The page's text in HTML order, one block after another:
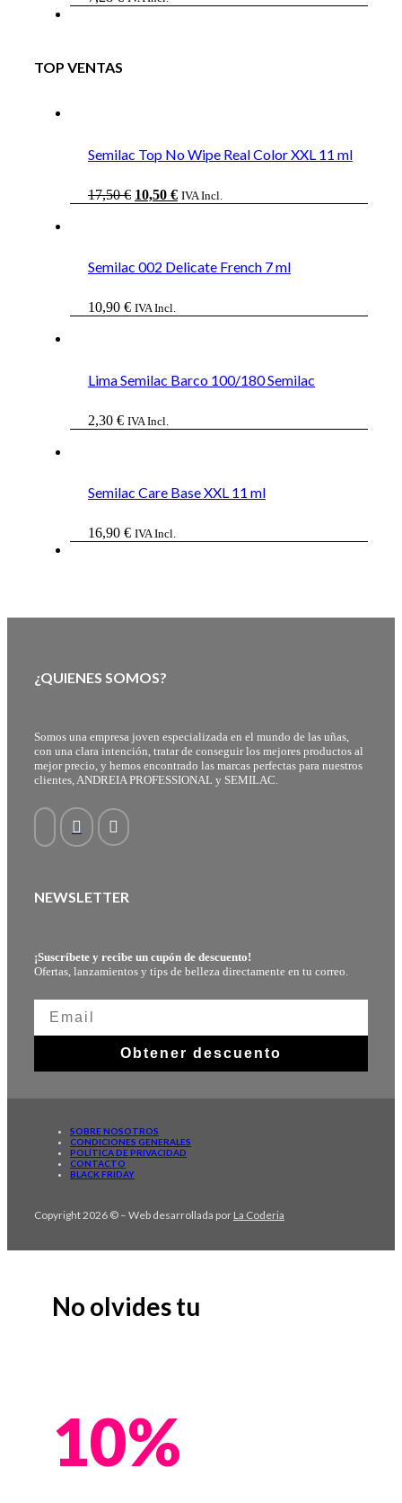
TOP VENTAS
Semilac Top No Wipe Real Color XXL 11 ml
17,50€ El
10,50 €ElIVA Incl.
Semilac 002 Delicate French 7 ml
10,90 € IVA Incl.
Lima Semilac Barco 100/180 Semilac
2,30 € IVA Incl.
Semilac Care Base XXL 11 ml
16,90 € IVA Incl.
¿QUIENES SOMOS?
Somos una empresa joven especializada en el mundo de las uñas,
con una clara intención, tratar de conseguir los mejores productos al
mejor precio, y hemos encontrado las marcas perfectas para nuestros
clientes, ANDREIA PROFESSIONAL y SEMILAC.
NEWSLETTER
¡Suscríbete y recibe un cupón de descuento!
Ofertas, lanzamientos y tips de belleza directamente en tu correo.
Obtener descuento
SOBRE NOSOTROS
CONDICIONES GENERALES
POLÍTICA DE PRIVACIDAD
CONTACTO
BLACK FRIDAY
Copyright 2026 © – Web desarrollada por La Coderia
No olvides tu
10%